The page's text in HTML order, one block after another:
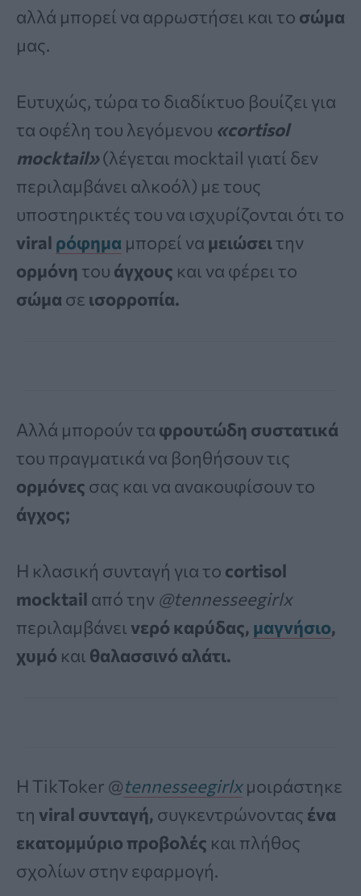
αλλά μπορεί να αρρωστήσει και το σώμα
μας.
Ευτυχώς, τώρα το διαδίκτυο βουίζει για
τα οφέλη του λεγόμενου «cortisol
mocktail»(λέγεται mocktail γιατί δεν
περιλαμβάνει αλκοόλ) με τους
υποστηρικτές του να ισχυρίζονται ότι το
viral ρόφημα μπορεί να μειώσειτην
ορμόνη του άγχους και να φέρει το
σώμα σε ισορροπία.
Αλλά μπορούν τα φρουτώδη συστατικά
του πραγματικά να βοηθήσουν τις
ορμόνες σας και να ανακουφίσουν το
άγχος;
Η κλασική συνταγή για το cortisol
mocktail από την @tennesseegirlx
περιλαμβάνει νερό καρύδας, μαγνήσιο,
χυμό και θαλασσινό αλάτι.
Η TikToker @tennesseegirlxμοιράστηκε
τη viral συνταγή, συγκεντρώνοντας ένα
εκατομμύριο προβολές και πλήθος
σχολίων στην εφαρμογή.